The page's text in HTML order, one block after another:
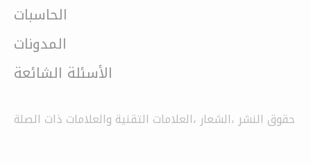
الحاسبات
المدونات
الأسئلة الشائعة
حقوق النشر ،الشعار ،العلامات التقنية والعلامات ذات الصلة